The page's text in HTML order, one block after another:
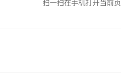
扫一扫在手机打开当前页